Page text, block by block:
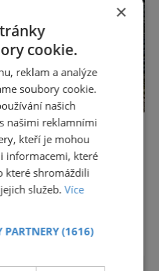
cílům
historický cínový důl
horního města
začalo už ve
památka je
×
cookie.
reklam a analýze
soubory cookie.
našich
našimi reklamními
kteří je mohou
informacemi, které
které shromáždili
služeb.Více
PARTNERY(1616)